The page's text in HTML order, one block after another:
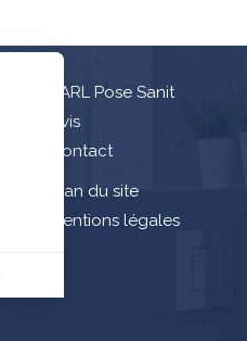
SARL Pose Sanit
Avis
Contact
Plan du site
Mentions légales
en garantissant la conformité avec les